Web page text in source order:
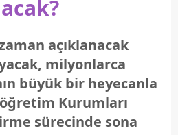
açıklanacak
milyonlarca
büyük bir heyecanla
Kurumları
sürecinde sona